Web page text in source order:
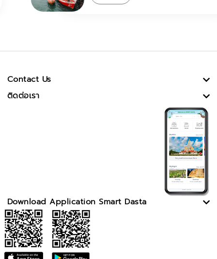
Contact Us
ติดต่อเรา
Download Application Smart Dasta